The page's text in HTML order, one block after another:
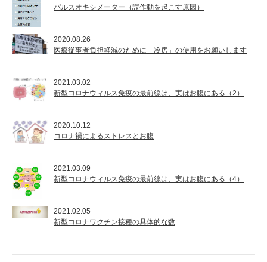
パルスオキシメーター（誤作動を起こす原因）
2020.08.26
医療従事者負担軽減のために「冷房」の使用をお願いします
2021.03.02
新型コロナウィルス免疫の最前線は、実はお腹にある（2）
2020.10.12
コロナ禍によるストレスとお腹
2021.03.09
新型コロナウィルス免疫の最前線は、実はお腹にある（4）
2021.02.05
新型コロナワクチン接種の具体的な数